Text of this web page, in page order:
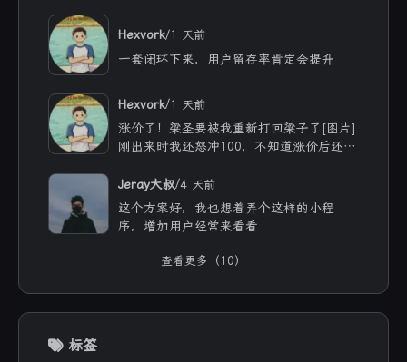
只有我自己使用 网站没没什么浏览量😢
Hexvork/1 天前
一套闭环下来，用户留存率肯定会提升
Hexvork/1 天前
涨价了！梁圣要被我重新打回梁子了[图片]
刚出来时我还怒冲100，不知道涨价后还能
Jeray大叔/4 天前
这个方案好，我也想着弄个这样的小程
序，增加用户经常来看看
查看更多（10）
标签